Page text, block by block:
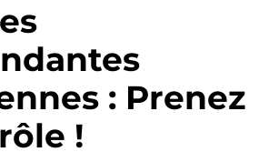
: Prenez
!